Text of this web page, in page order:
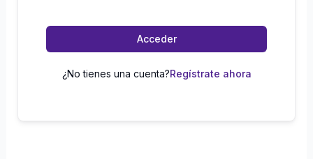
Acceder
¿No tienes una cuenta?Regístrate ahora